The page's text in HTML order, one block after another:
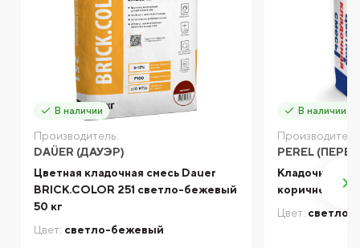
В наличии
Производитель:
DAÜER (ДАУЭР)
Цветная кладочная смесь Dauer
BRICK.COLOR 251 светло-бежевый
50 кг
Цвет: светло-бежевый
В наличии
PEREL
Кладочная
коричневая
Цвет: светло-